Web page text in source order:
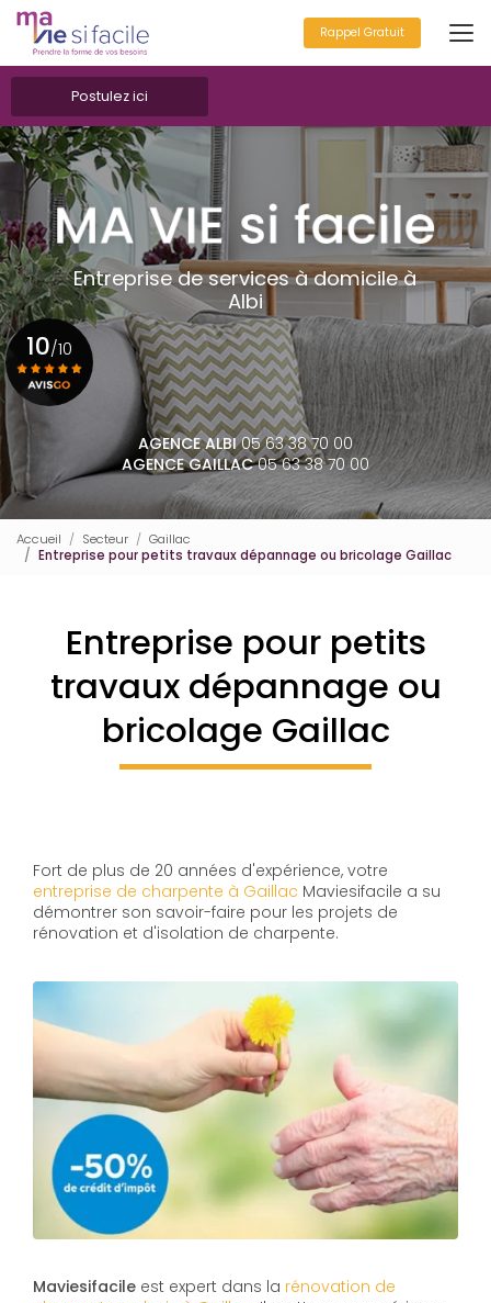
Aller
au
contenu
principal
Postulez ici
Rappel Gratuit
Entreprise de services à domicile à
Albi
AGENCE ALBI05 63 38 70 00
AGENCE GAILLAC05 63 38 70 00
10/10
Voir le certificat
Accueil Secteur
Gaillac
Entreprise pour petits travaux dépannage ou bricolage Gaillac
Entreprise pour petits
travaux dépannage ou
bricolage Gaillac
Fort de plus de 20 années d'expérience, votre
entreprise de charpente à Gaillac Maviesifacile a su
démontrer son savoir-faire pour les projets de
rénovation et d'isolation de charpente.
Maviesifacile est expert dans la rénovation de